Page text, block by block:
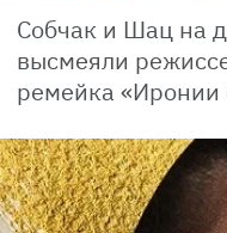
Собчак и Шац на
высмеяли
ремейка «Иронии